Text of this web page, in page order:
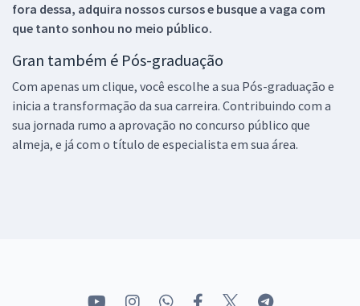
fora dessa, adquira nossos cursos e busque a vaga com
que tanto sonhou no meio público.
Gran também é Pós-graduação
Com apenas um clique, você escolhe a sua Pós-graduação e
inicia a transformação da sua carreira. Contribuindo com a
sua jornada rumo a aprovação no concurso público que
almeja, e já com o título de especialista em sua área.